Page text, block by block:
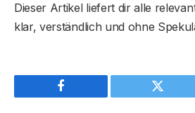
Dieser Artikel liefert dir alle
klar, verständlich und ohne
Facebook Twitter